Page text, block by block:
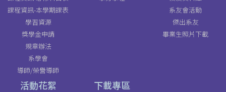
課程資訊-本學期課表
學習資源
獎學金申請
規章辦法
系學會
導師/榮譽導師
系友會活動
傑出系友
畢業生照片下載
活動花絮 下載專區